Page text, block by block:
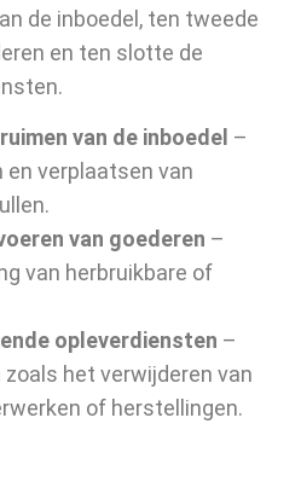
de inboedel, ten tweede
en ten slotte de
van de inboedel –
en verplaatsen van
van goederen –
van herbruikbare of
opleverdiensten –
het verwijderen van
of herstellingen.